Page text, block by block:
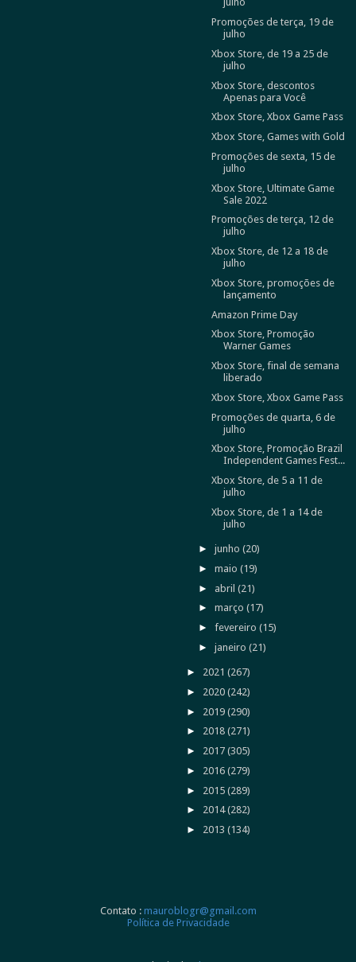
Promoções de terça, 19 de
julho
Xbox Store, de 19 a 25 de
julho
Xbox Store, descontos
Apenas para Você
Xbox Store, Xbox Game Pass
Xbox Store, Games with Gold
Promoções de sexta, 15 de
julho
Xbox Store, Ultimate Game
Sale 2022
Promoções de terça, 12 de
julho
Xbox Store, de 12 a 18 de
julho
Xbox Store, promoções de
lançamento
Amazon Prime Day
Xbox Store, Promoção
Warner Games
Xbox Store, final de semana
liberado
Xbox Store, Xbox Game Pass
Promoções de quarta, 6 de
julho
Xbox Store, Promoção Brazil
Independent Games Fest...
Xbox Store, de 5 a 11 de
julho
Xbox Store, de 1 a 14 de
julho
►junho(20)
►maio(19)
► abril(21)
►março(17)
►fevereiro(15)
►janeiro(21)
► 2021 (267)
► 2020 (242)
► 2019 (290)
► 2018 (271)
► 2017 (305)
► 2016 (279)
► 2015 (289)
► 2014(282)
► 2013 (134)
Contato : mauroblogr@gmail.com
Política de Privacidade